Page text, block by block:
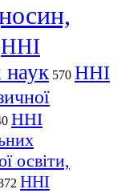
ННІ
наук 570 ННІ
ННІ
освіти,
ННІ